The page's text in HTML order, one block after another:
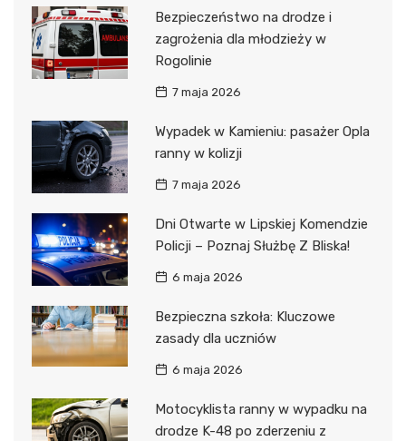
Bezpieczeństwo na drodze i
zagrożenia dla młodzieży w
Rogolinie
7 maja 2026
Wypadek w Kamieniu: pasażer Opla
ranny w kolizji
7 maja 2026
Dni Otwarte w Lipskiej Komendzie
Policji – Poznaj Służbę Z Bliska!
6 maja 2026
Bezpieczna szkoła: Kluczowe
zasady dla uczniów
6 maja 2026
Motocyklista ranny w wypadku na
drodze K-48 po zderzeniu z